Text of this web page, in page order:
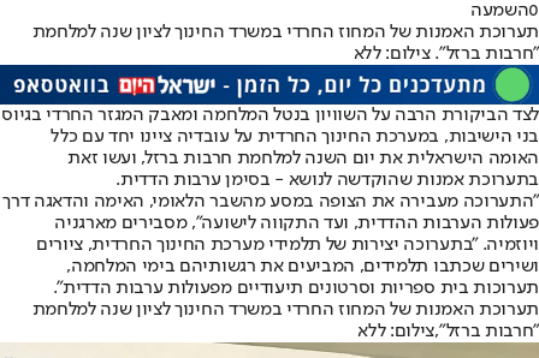
0השמעה
תערוכת האמנות של המחוז החרדי במשרד החינוך לציון שנה למלחמת
"חרבות ברזל". צילום: ללא
לצד הביקורת הרבה על השוויון בנטל המלחמה ומאבק המגזר החרדי בגיוס
בני הישיבות, במערכת החינוך החרדית על עובדיה ציינו יחד עם כלל
האומה הישראלית את יום השנה למלחמת חרבות ברזל, ועשו זאת
בתערוכת אמנות שהוקדשה לנושא - בסימן ערבות הדדית.
"התערוכה מעבירה את הצופה במסע מהשבר הלאומי, האימה והדאגה דרך
פעולות הערבות ההדדית, ועד התקווה לישועה", מסבירים מארגניה
ויוזמיה. "בתערוכה יצירות של תלמידי מערכת החינוך החרדית, ציורים
ושירים שכתבו תלמידים, המביעים את רגשותיהם בימי המלחמה,
תערוכות בית ספריות וסרטונים תיעודיים מפעולות ערבות הדדית".
תערוכת האמנות של המחוז החרדי במשרד החינוך לציון שנה למלחמת
"חרבות ברזל",צילום: ללא